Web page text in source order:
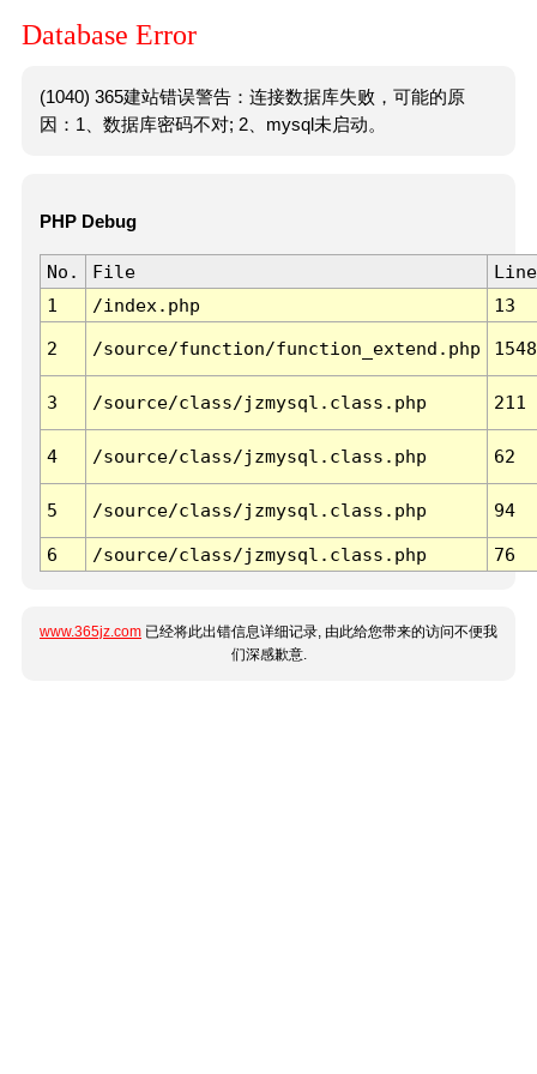
Database Error
(1040) 365建站错误警告：连接数据库失败，可能的原
因：1、数据库密码不对; 2、mysql未启动。
PHP Debug
No. File
Line
1
/index.php 13
2 /source/function/function_extend.php 1548
3 /source/class/jzmysql.class.php 211
4 /source/class/jzmysql.class.php 62
5 /source/class/jzmysql.class.php 94
6 /source/class/jzmysql.class.php 76
www.365jz.com 已经将此出错信息详细记录, 由此给您带来的访问不便我
们深感歉意.